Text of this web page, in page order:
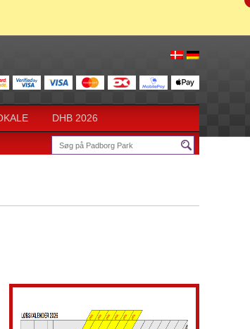
DHB 2026